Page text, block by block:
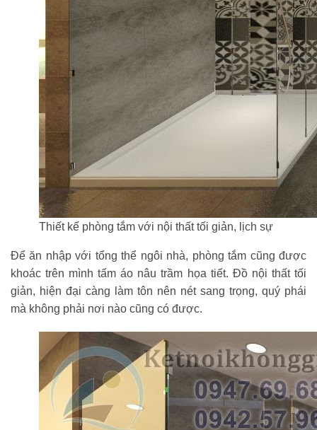
Thiết kế phòng tắm với nội thất tối giản, lịch sự
Để ăn nhập với tổng thể ngôi nhà, phòng tắm cũng được
khoác trên mình tấm áo nâu trầm họa tiết. Đồ nội thất tối
giản, hiện đại càng làm tôn nên nét sang trọng, quý phái
mà không phải nơi nào cũng có được.